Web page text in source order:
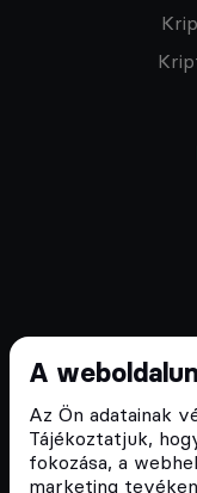
A
Az Ön adatainak
Tájékoztatjuk,
fokozása, a
marketing